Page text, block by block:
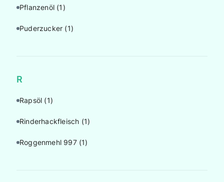
Pflanzenöl (1)
Puderzucker (1)
R
Rapsöl (1)
Rinderhackfleisch (1)
Roggenmehl 997 (1)